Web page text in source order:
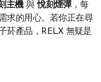
主機與悅刻煙彈，每
求的用心。若你正在尋
菸產品，RELX 無疑是